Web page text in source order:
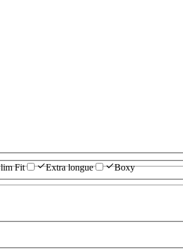
Fit Extra longue Boxy